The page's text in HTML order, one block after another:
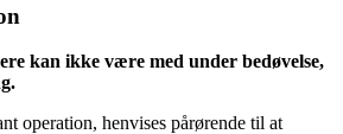
kan ikke være med under bedøvelse,
operation, henvises pårørende til at